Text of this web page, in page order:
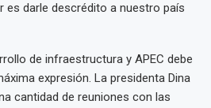
es darle descrédito a nuestro país
de infraestructura y APEC debe
expresión. La presidenta Dina
cantidad de reuniones con las